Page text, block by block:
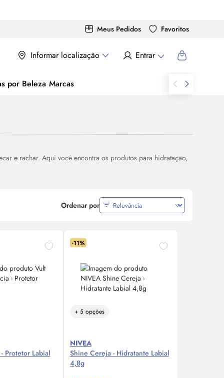
Meus Pedidos Favoritos
Informar localização Entrar
por Beleza Marcas
e rachar. Aqui você encontra os produtos para hidratação,
Ordenar por
Protetor Labial
-11%
+ 5 opções
NIVEA
Shine Cereja - Hidratante Labial
4,8g